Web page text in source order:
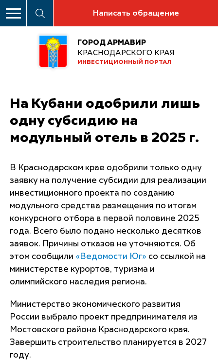
Написать обращение
ГОРОД АРМАВИР
КРАСНОДАРСКОГО КРАЯ
ИНВЕСТИЦИОННЫЙ ПОРТАЛ
На Кубани одобрили лишь
одну субсидию на
модульный отель в 2025 г.
В Краснодарском крае одобрили только одну
заявку на получение субсидии для реализации
инвестиционного проекта по созданию
модульного средства размещения по итогам
конкурсного отбора в первой половине 2025
года. Всего было подано несколько десятков
заявок. Причины отказов не уточняются. Об
этом сообщили «Ведомости Юг» со ссылкой на
министерстве курортов, туризма и
олимпийского наследия региона.
Министерство экономического развития
России выбрало проект предпринимателя из
Мостовского района Краснодарского края.
Завершить строительство планируется в 2027
году.